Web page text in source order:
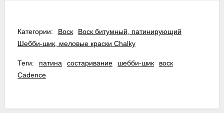
Категории: Воск
Воск битумный, патинирующий
Шебби-шик, меловые краски Chalky
Теги: патина состаривание шебби-шик
воск
Cadence